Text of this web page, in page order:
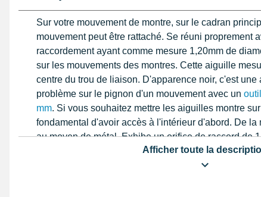
Sur votre mouvement de montre, sur le cadran
mouvement peut être rattaché. Se réuni proprement
raccordement ayant comme mesure 1,20mm de
sur les mouvements des montres. Cette aiguille
centre du trou de liaison. D'apparence noir, c'est
problème sur le pignon d'un mouvement avec un
mm. Si vous souhaitez mettre les aiguilles montre
fondamental d'avoir accès à l'intérieur d'abord. De la
au moyen de métal. Exhibe un orifice de raccord de
Cette aiguille, en relation avec les attributs du
Afficher toute la